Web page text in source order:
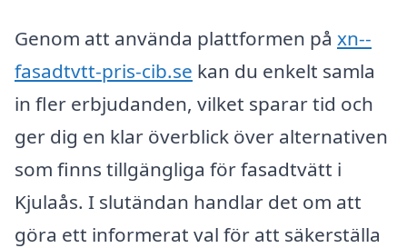
Genom att använda plattformen på xn--
fasadtvtt-pris-cib.se kan du enkelt samla
in fler erbjudanden, vilket sparar tid och
ger dig en klar överblick över alternativen
som finns tillgängliga för fasadtvätt i
Kjulaås. I slutändan handlar det om att
göra ett informerat val för att säkerställa